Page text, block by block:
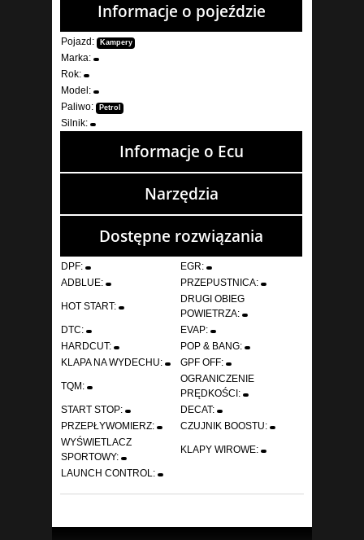
Informacje o pojeździe
Pojazd: Kampery
Marka:
Rok:
Model:
Paliwo:
Petrol
Silnik:
Informacje o Ecu
Narzędzia
Dostępne rozwiązania
DPF:
EGR:
ADBLUE:
PRZEPUSTNICA:
HOT START:
DRUGI OBIEG
POWIETRZA:
DTC:
EVAP:
HARDCUT:
POP & BANG:
KLAPA NA WYDECHU:
GPF OFF:
TQM:
OGRANICZENIE
PRĘDKOŚCI:
START STOP:
DECAT:
PRZEPŁYWOMIERZ:
CZUJNIK BOOSTU:
WYŚWIETLACZ
SPORTOWY:
KLAPY WIROWE:
LAUNCH CONTROL: